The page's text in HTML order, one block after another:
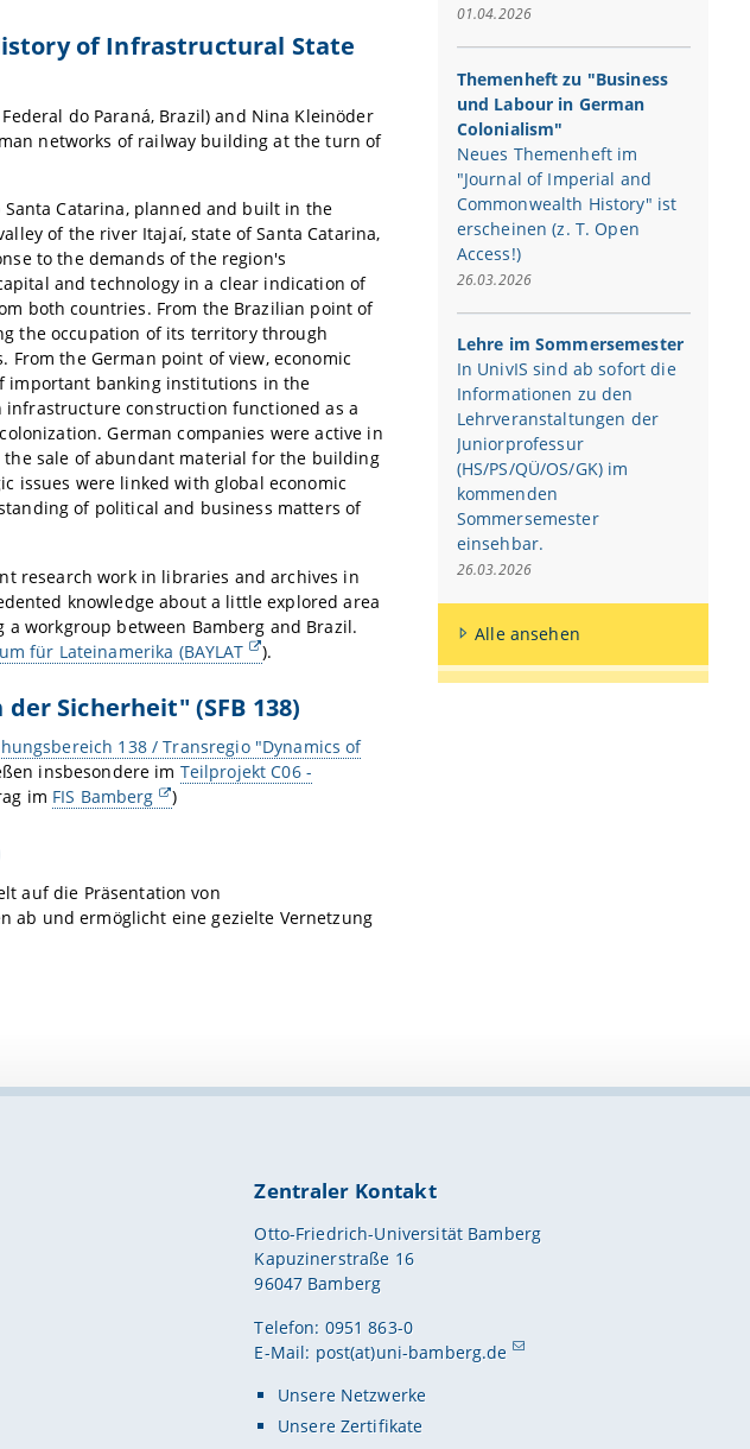
of Infrastructural State
do Paraná, Brazil)and Nina Kleinöder
networks of railway building at the turn of
Catarina, planned and built in the
of the river Itajaí, state of Santa Catarina,
to the demands of the region's
and technology in a clear indication of
both countries. From the Brazilian point of
the occupation of its territory through
the German point of view, economic
important banking institutions in the
construction functioned as a
German companies were active in
sale of abundant material for the building
issues were linked with global economic
of political and business matters of
research work in libraries and archives in
knowledge about a little explored area
workgroup between Bamberg and Brazil.
für Lateinamerika (BAYLAT ).
Sicherheit" (SFB 138)
138 / Transregio "Dynamics of
insbesondere im Teilprojekt C06 -
im FIS Bamberg )
auf die Präsentation von
ab und ermöglicht eine gezielte Vernetzung
01.04.2026
Themenheft zu "Business
und Labour in German
Colonialism"
Neues Themenheft im
"Journal of Imperial and
Commonwealth History" ist
erscheinen (z. T. Open
Access!)
26.03.2026
Lehre im Sommersemester
In UnivIS sind ab sofort die
Informationen zu den
Lehrveranstaltungen der
Juniorprofessur
(HS/PS/QÜ/OS/GK) im
kommenden
Sommersemester
einsehbar.
26.03.2026
Alle ansehen
Zentraler Kontakt
Otto-Friedrich-Universität Bamberg
Kapuzinerstraße 16
96047 Bamberg
Telefon: 0951 863-0
E-Mail: post(at)uni-bamberg.de
Unsere Netzwerke
Unsere Zertifikate